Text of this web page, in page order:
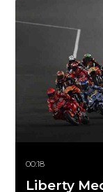
00:18
Liberty